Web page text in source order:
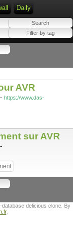
Daily
AVR
- https://www.das-
sur AVR
-
delicious clone. By
.